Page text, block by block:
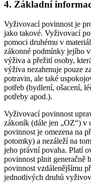
4. Základní
Vyživovací povinnost je
jako takové. Vyživovací
pomoci druhému v
zákonné podmínky jejího
výživa a přežití osoby,
výživa nezahrnuje pouze
potravin, ale také
potřeb (bydlení, ošacení,
potřeby apod.).
Vyživovací povinnost
zákoník (dále jen „OZ“) v
povinnost je omezena na
potomky) a nezáleží na
jeho právní povaha. Platí
povinnost plnit generačně
povinnost vzdálenějšímu
jednotlivých druhů